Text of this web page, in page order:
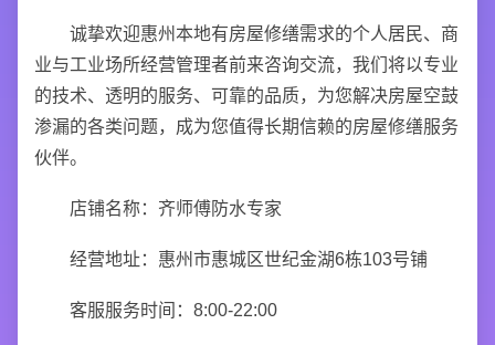
诚挚欢迎惠州本地有房屋修缮需求的个人居民、商
业与工业场所经营管理者前来咨询交流，我们将以专业
的技术、透明的服务、可靠的品质，为您解决房屋空鼓
渗漏的各类问题，成为您值得长期信赖的房屋修缮服务
伙伴。
店铺名称：齐师傅防水专家
经营地址：惠州市惠城区世纪金湖6栋103号铺
客服服务时间：8:00-22:00